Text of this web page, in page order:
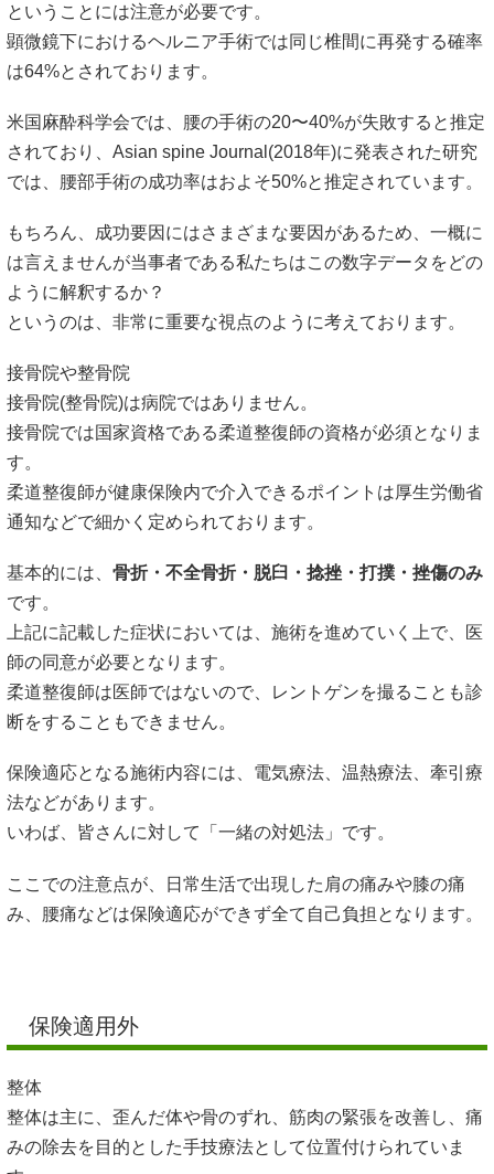
ということには注意が必要です。
顕微鏡下におけるヘルニア手術では同じ椎間に再発する確率
は64%とされております。
米国麻酔科学会では、腰の手術の20〜40%が失敗すると推定
されており、Asian spine Journal(2018年)に発表された研究
では、腰部手術の成功率はおよそ50%と推定されています。
もちろん、成功要因にはさまざまな要因があるため、一概に
は言えませんが当事者である私たちはこの数字データをどの
ように解釈するか？
というのは、非常に重要な視点のように考えております。
接骨院や整骨院
接骨院(整骨院)は病院ではありません。
接骨院では国家資格である柔道整復師の資格が必須となりま
す。
柔道整復師が健康保険内で介入できるポイントは厚生労働省
通知などで細かく定められております。
基本的には、 骨折・不全骨折・脱臼・捻挫・打撲・挫傷のみ
です。
上記に記載した症状においては、施術を進めていく上で、医
師の同意が必要となります。
柔道整復師は医師ではないので、レントゲンを撮ることも診
断をすることもできません。
保険適応となる施術内容には、電気療法、温熱療法、牽引療
法などがあります。
いわば、皆さんに対して「一緒の対処法」です。
ここでの注意点が、日常生活で出現した肩の痛みや膝の痛
み、腰痛などは保険適応ができず全て自己負担となります。
保険適用外
整体
整体は主に、歪んだ体や骨のずれ、筋肉の緊張を改善し、痛
みの除去を目的とした手技療法として位置付けられていま